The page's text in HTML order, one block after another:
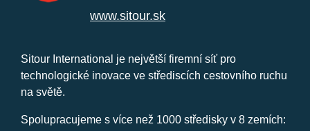
www.sitour.sk
Sitour International je největší firemní síť pro
technologické inovace ve střediscích cestovního ruchu
na světě.
Spolupracujeme s více než 1000 středisky v 8 zemích: